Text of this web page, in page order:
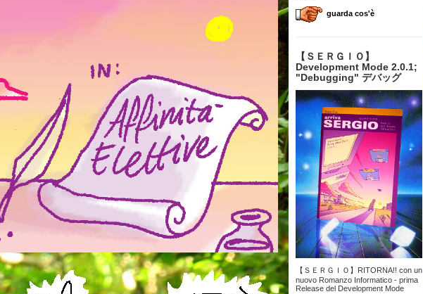
guarda cos'è
【 ＳＥＲＧＩＯ】
Development Mode 2.0.1;
"Debugging" デバッグ
【ＳＥＲＧＩＯ】RITORNA!! con un
nuovo Romanzo Informatico - prima
Release del Development Mode